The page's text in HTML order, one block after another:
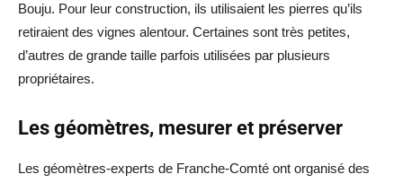
Bouju. Pour leur construction, ils utilisaient les pierres qu’ils
retiraient des vignes alentour. Certaines sont très petites,
d’autres de grande taille parfois utilisées par plusieurs
propriétaires.
Les géomètres, mesurer et préserver
Les géomètres-experts de Franche-Comté ont organisé des